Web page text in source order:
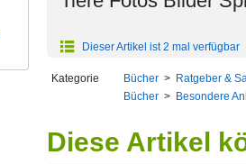
Dieser Artikel ist 2 mal verfügbar
Kategorie Bücher > Ratgeber &
Bücher > Besondere
Diese Artikel